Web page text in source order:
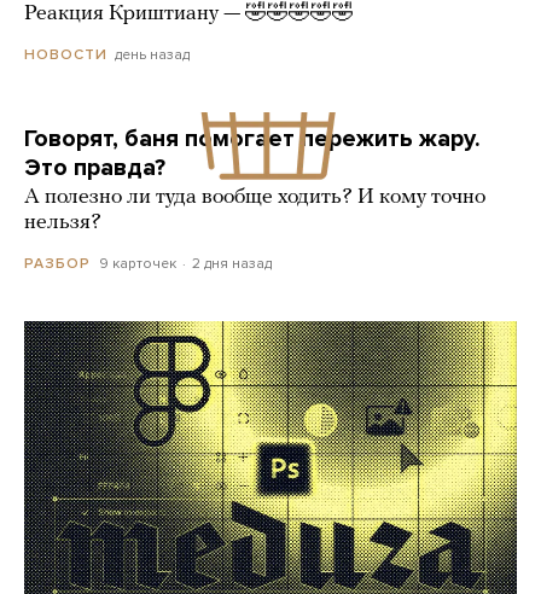
Реакция Криштиану — 🤣🤣🤣🤣🤣
НОВОСТИ день назад
Говорят, баня помогает пережить жару.
Это правда?
А полезно ли туда вообще ходить? И кому точно
нельзя?
РАЗБОР 9 карточек 2 дня назад